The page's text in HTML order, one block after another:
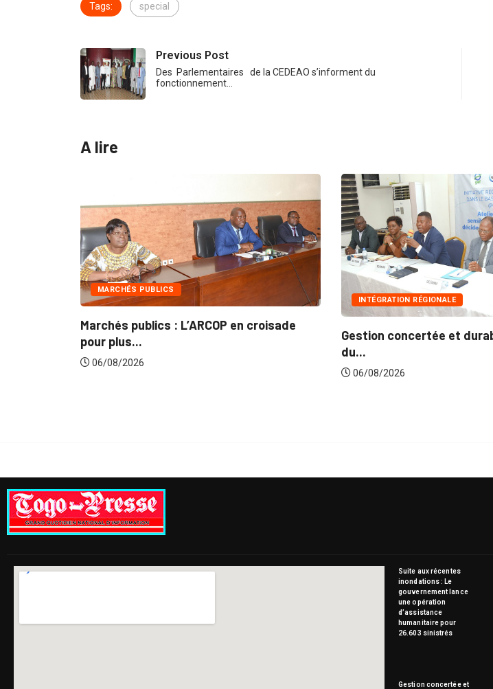
Tags: special
Previous Post
Des Parlementaires de la CEDEAO s’informent du
fonctionnement…
A lire
MARCHÉS PUBLICS
Marchés publics : L’ARCOP en croisade
pour plus...
06/08/2026
INTÉGRATION RÉGIONALE
Gestion concertée et durable
du...
06/08/2026
Suite aux récentes
inondations : Le
gouvernement lance
une opération
d’assistance
humanitaire pour
26.603 sinistrés
Gestion concertée et